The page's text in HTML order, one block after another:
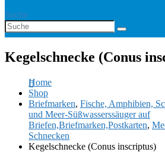
Suche
Kegelschnecke (Conus
Home
Shop
Briefmarken, Fische, Amphibien,
und Meer-Süßwasserssäuger auf
Briefen,Briefmarken,Postkarten,
Schnecken
Kegelschnecke (Conus inscriptus)